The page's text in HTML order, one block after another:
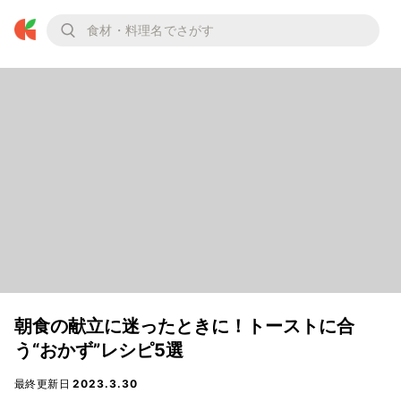
朝食の献立に迷ったときに！トーストに合
う“おかず”レシピ5選
最終更新日2023.3.30